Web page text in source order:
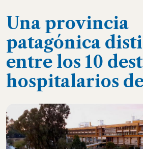
Una provincia
patagónica
entre los 10
hospitalarios